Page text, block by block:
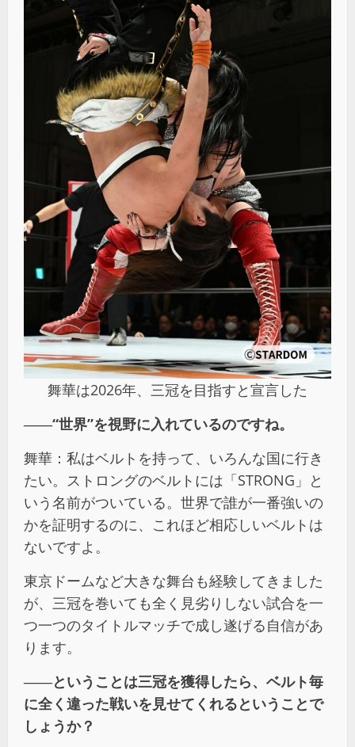
舞華は2026年、三冠を目指すと宣言した
――“世界”を視野に入れているのですね。
舞華：私はベルトを持って、いろんな国に行き
たい。ストロングのベルトには「STRONG」と
いう名前がついている。世界で誰が一番強いの
かを証明するのに、これほど相応しいベルトは
ないですよ。
東京ドームなど大きな舞台も経験してきました
が、三冠を巻いても全く見劣りしない試合を一
つ一つのタイトルマッチで成し遂げる自信があ
ります。
――ということは三冠を獲得したら、ベルト毎
に全く違った戦いを見せてくれるということで
しょうか？